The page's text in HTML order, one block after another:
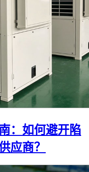
：如何避开陷
应商？